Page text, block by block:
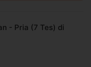
- Pria (7 Tes) di